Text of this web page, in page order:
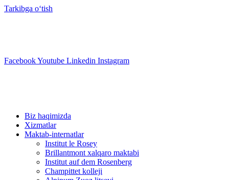
Tarkibga oʻtish
FacebookYoutube Linkedin Instagram
Biz haqimizda
Xizmatlar
Maktab-internatlar
Institut le Rosey
Brillantmont xalqaro maktabi
Institut auf dem Rosenberg
Champittet kolleji